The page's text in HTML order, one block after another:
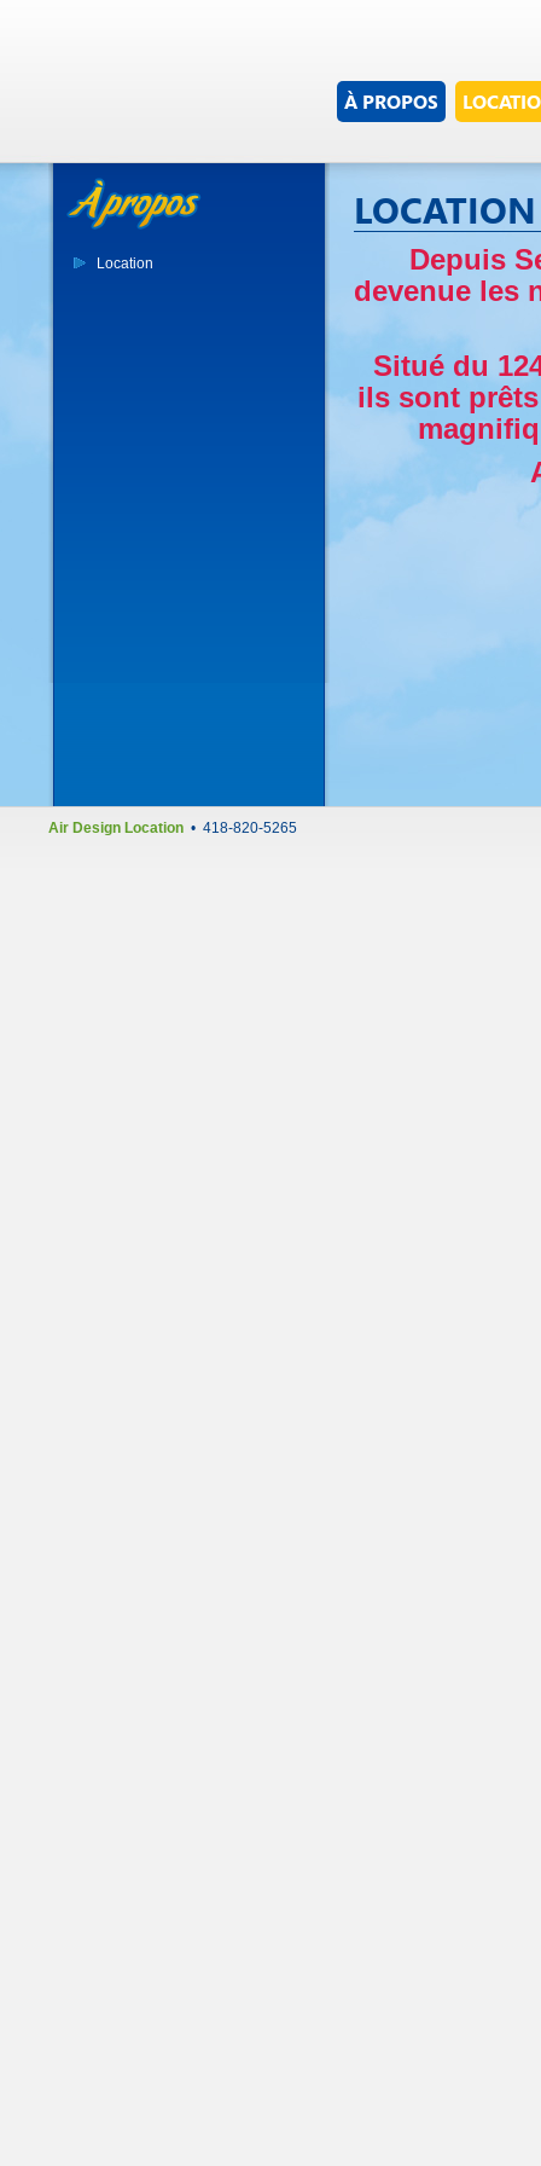
À PROPOS
Location
LOCATION
Depuis
devenue les
Situé du
ils sont
Air Design Location • 418-820-5265